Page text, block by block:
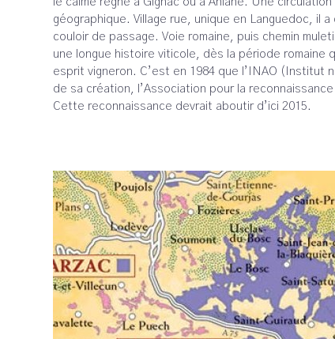
géographique. Village rue, unique en Languedoc, il
couloir de passage. Voie romaine, puis chemin
une longue histoire viticole, dès la période romaine
esprit vigneron. C’est en 1984 que l’INAO (Institut
de sa création, l’Association pour la
Cette reconnaissance devrait aboutir d’ici 2015.